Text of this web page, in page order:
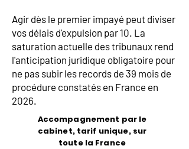
Agir dès le premier impayé peut diviser
vos délais d'expulsion par 10. La
saturation actuelle des tribunaux rend
l'anticipation juridique obligatoire pour
ne pas subir les records de 39 mois de
procédure constatés en France en
2026.
Accompagnement par le
cabinet, tarif unique, sur
toute la France